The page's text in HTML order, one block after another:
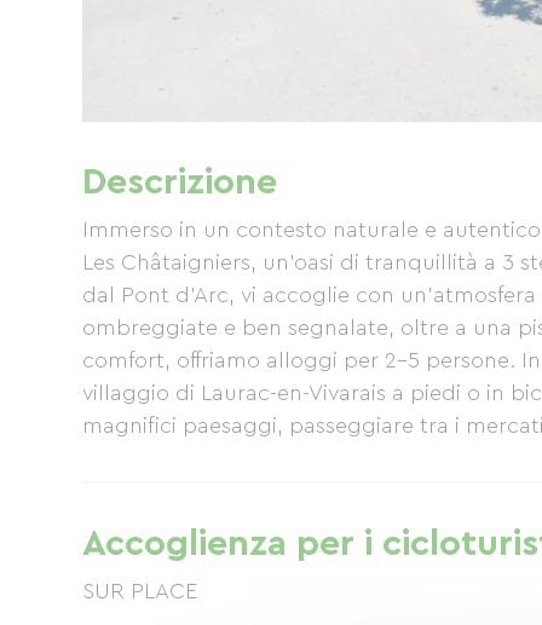
Descrizione
Immerso in un contesto naturale e
Les Châtaigniers, un'oasi di tranquillità a 3
dal Pont d'Arc, vi accoglie con un'atmosfera
ombreggiate e ben segnalate, oltre a una
comfort, offriamo alloggi per 2-5 persone.
villaggio di Laurac-en-Vivarais a piedi o in
magnifici paesaggi, passeggiare tra i
Accoglienza per i
SUR PLACE